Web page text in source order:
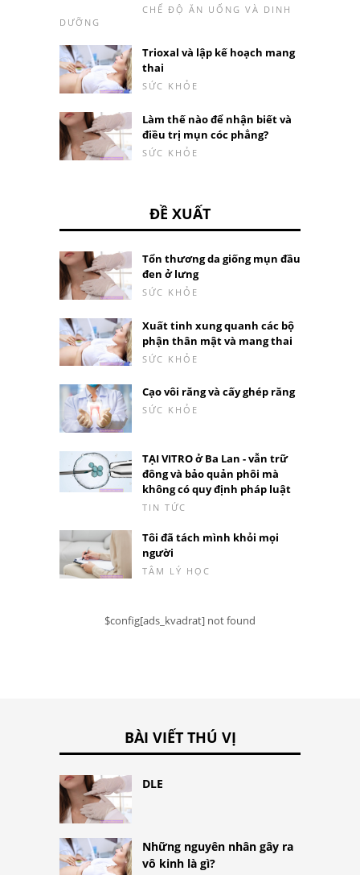
CHẾ ĐỘ ĂN UỐNG VÀ DINH
DƯỠNG
Trioxal và lập kế hoạch mang
thai
SỨC KHỎE
Làm thế nào để nhận biết và
điều trị mụn cóc phẳng?
SỨC KHỎE
ĐỀ XUẤT
Tổn thương da giống mụn đầu
đen ở lưng
SỨC KHỎE
Xuất tinh xung quanh các bộ
phận thân mật và mang thai
SỨC KHỎE
Cạo vôi răng và cấy ghép răng
SỨC KHỎE
TẠI VITRO ở Ba Lan - vẫn trữ
đông và bảo quản phôi mà
không có quy định pháp luật
TIN TỨC
Tôi đã tách mình khỏi mọi
người
TÂM LÝ HỌC
$config[ads_kvadrat] not found
BÀI VIẾT THÚ VỊ
DLE
Những nguyên nhân gây ra
vô kinh là gì?